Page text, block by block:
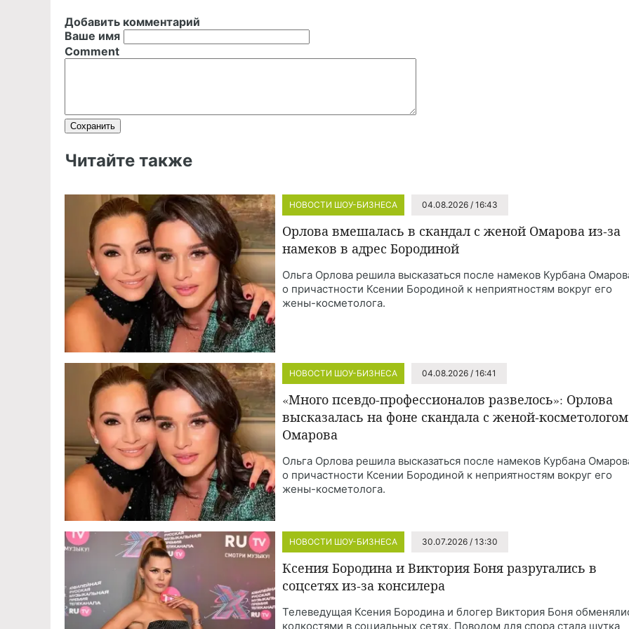
Добавить комментарий
Ваше имя
Comment
Читайте также
НОВОСТИ ШОУ-БИЗНЕСА 04.08.2026 / 16:43
Орлова вмешалась в скандал с женой Омарова из-за
намеков в адрес Бородиной
Ольга Орлова решила высказаться после намеков Курбана
о причастности Ксении Бородиной к неприятностям вокруг его
жены-косметолога.
НОВОСТИ ШОУ-БИЗНЕСА 04.08.2026 / 16:41
«Много псевдо-профессионалов развелось»: Орлова
высказалась на фоне скандала с женой-косметологом
Омарова
Ольга Орлова решила высказаться после намеков Курбана
о причастности Ксении Бородиной к неприятностям вокруг его
жены-косметолога.
НОВОСТИ ШОУ-БИЗНЕСА 30.07.2026 / 13:30
Ксения Бородина и Виктория Боня разругались в
соцсетях из-за консилера
Телеведущая Ксения Бородина и блогер Виктория Боня
колкостями в социальных сетях. Поводом для спора стала шутка